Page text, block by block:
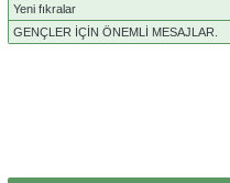
Yeni fıkralar
GENÇLER İÇİN ÖNEMLİ MESAJLAR.